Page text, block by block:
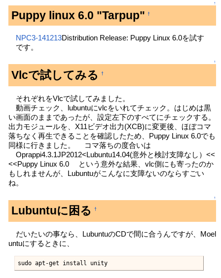
↑
Puppy linux 6.0 "Tarpup" †
NPC3-141213Distribution Release: Puppy Linux 6.0を試す
です。
↑
Vlcで試してみる †
それぞれをVlcで試してみました。
動画チェック、lubuntuにvlcをいれてチェック。はじめは黒
い画面のままであったが、設定左下のすべてにチェックする。
出力モジュールを、X11ビデオ出力(XCB)に変更後、ほぼコマ
落ちなく再生できることを確認したため、Puppy Linux 6.0でも
同様に行きました。 コマ落ちの度合いは
Oprappi4.3.1JP2012<Lubuntu14.04(意外と検討支障なし）<<
<<Puppy Linux 6.0 という意外な結果、vlc側にも寄ったのか
もしれませんが、Lubuntuがこんなに支障ないのならすごい
ね。
↑
Lubuntuに困る †
だいたいの事なら、LubuntuのCDで間に合うんですが、Moel
untuにするときに、
sudo apt-get install unity